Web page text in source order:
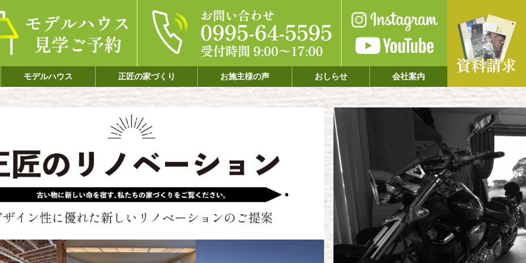
モデルハウス 正匠の家づくり お施主様の声 おしらせ 会社案内